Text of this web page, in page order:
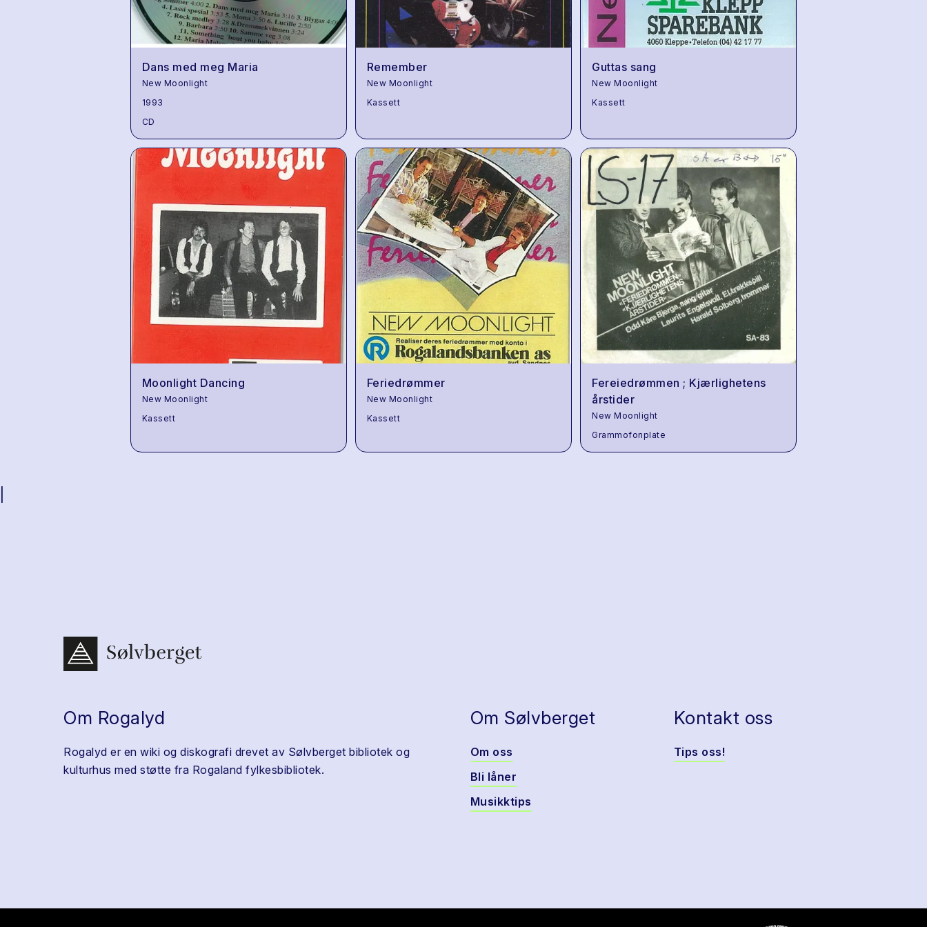
Dans med meg Maria
New Moonlight
1993
CD
Remember
New Moonlight
Kassett
Guttas sang
New Moonlight
Kassett
Moonlight Dancing
New Moonlight
Kassett
Feriedrømmer
New Moonlight
Kassett
Fereiedrømmen ; Kjærlighetens
årstider
New Moonlight
Grammofonplate
Om Rogalyd
Rogalyd er en wiki og diskografi drevet av Sølvberget bibliotek og
kulturhus med støtte fra Rogaland fylkesbibliotek.
Om Sølvberget
Om oss
Bli låner
Musikktips
Kontakt oss
Tips oss!